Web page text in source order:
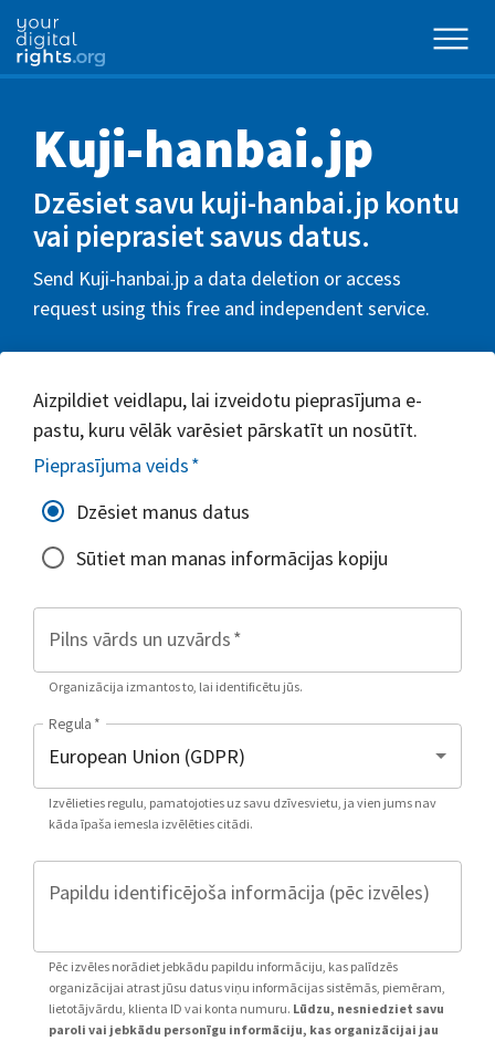
Kuji-hanbai.jp
Dzēsiet savu kuji-hanbai.jp kontu
vai pieprasiet savus datus.
Send Kuji-hanbai.jp a data deletion or access
request using this free and independent service.
Aizpildiet veidlapu, lai izveidotu pieprasījuma e-
pastu, kuru vēlāk varēsiet pārskatīt un nosūtīt.
Pieprasījuma veids*
Dzēsiet manus datus
Sūtiet man manas informācijas kopiju
Pilns vārds un uzvārds*
Organizācija izmantos to, lai identificētu jūs.
Regula *
Izvēlieties regulu, pamatojoties uz savu dzīvesvietu, ja vien jums nav
kāda īpaša iemesla izvēlēties citādi.
Papildu identificējoša informācija (pēc izvēles)
Pēc izvēles norādiet jebkādu papildu informāciju, kas palīdzēs
organizācijai atrast jūsu datus viņu informācijas sistēmās, piemēram,
lietotājvārdu, klienta ID vai konta numuru. Lūdzu, nesniedziet savu
paroli vai jebkādu personīgu informāciju, kas organizācijai jau